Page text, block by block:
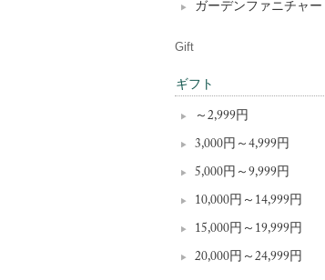
ガーデンファニチャー
Gift
ギフト
～2,999円
3,000円～4,999円
5,000円～9,999円
10,000円～14,999円
15,000円～19,999円
20,000円～24,999円